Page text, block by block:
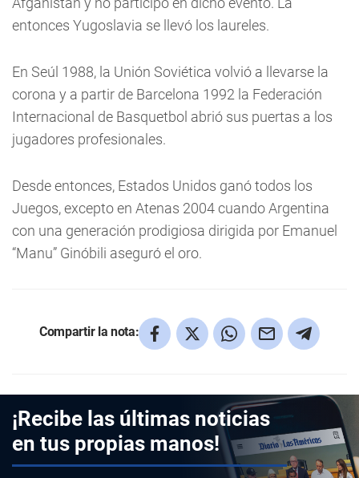
entonces Yugoslavia se llevó los laureles.
En Seúl 1988, la Unión Soviética volvió a llevarse la
corona y a partir de Barcelona 1992 la Federación
Internacional de Basquetbol abrió sus puertas a los
jugadores profesionales.
Desde entonces, Estados Unidos ganó todos los
Juegos, excepto en Atenas 2004 cuando Argentina
con una generación prodigiosa dirigida por Emanuel
“Manu” Ginóbili aseguró el oro.
Compartir la nota:
¡Recibe las últimas noticias
en tus propias manos!